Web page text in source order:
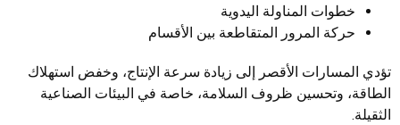
خطوات المناولة اليدوية
حركة المرور المتقاطعة بين الأقسام
تؤدي المسارات الأقصر إلى زيادة سرعة الإنتاج، وخفض استهلاك
الطاقة، وتحسين ظروف السلامة، خاصة في البيئات الصناعية
الثقيلة.